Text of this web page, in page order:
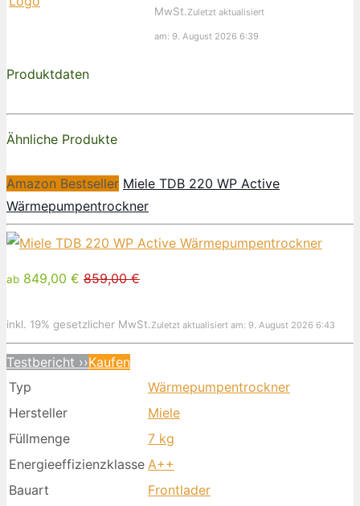
MwSt.Zuletzt aktualisiert
am: 9. August 2026 6:39
Produktdaten
Ähnliche Produkte
Amazon Bestseller Miele TDB 220 WP Active
Wärmepumpentrockner
ab 849,00 € 859,00 €
inkl. 19% gesetzlicher MwSt.Zuletzt aktualisiert am: 9. August 2026 6:43
Testbericht ››Kaufen
Typ
Wärmepumpentrockner
Hersteller
Miele
Füllmenge
7 kg
Energieeffizienzklasse A++
Bauart
Frontlader